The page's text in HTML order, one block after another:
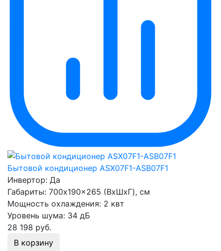
Бытовой кондиционер ASX07F1-ASB07F1
Инвертор: Да
Габариты: 700x190x265 (ВхШхГ), см
Мощность охлаждения: 2 квт
Уровень шума: 34 дБ
28 198 руб.
В корзину